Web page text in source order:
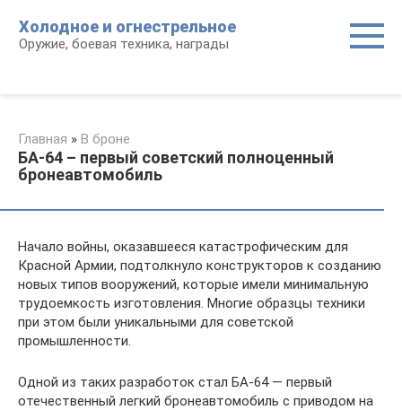
контенту
Холодное и огнестрельное
Оружие, боевая техника, награды
Главная » В броне
БА-64 – первый советский полноценный
бронеавтомобиль
Начало войны, оказавшееся катастрофическим для
Красной Армии, подтолкнуло конструкторов к созданию
новых типов вооружений, которые имели минимальную
трудоемкость изготовления. Многие образцы техники
при этом были уникальными для советской
промышленности.
Одной из таких разработок стал БА-64 — первый
отечественный легкий бронеавтомобиль с приводом на